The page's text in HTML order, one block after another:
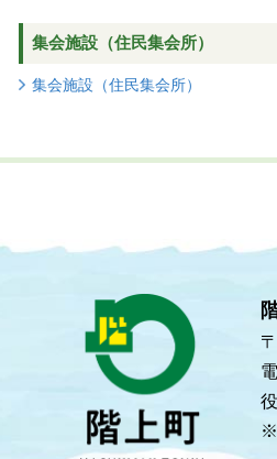
集会施設（住民集会所）
集会施設（住民集会所）
※